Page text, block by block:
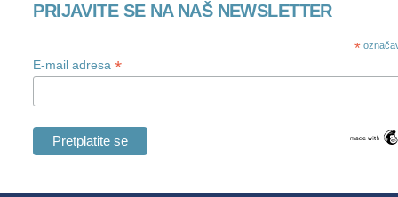
PRIJAVITE SE NA NAŠ NEWSLETTER
*
E-mail adresa*
Swedish